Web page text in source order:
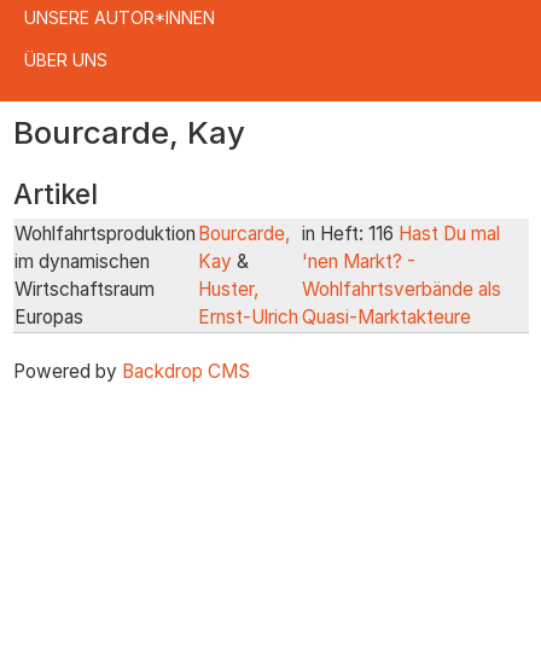
UNSERE AUTOR*INNEN
ÜBER UNS
zum
Bourcarde, Kay
Artikel
Wohlfahrtsproduktion
im dynamischen
Wirtschaftsraum
Europas
Bourcarde,
Kay &
Huster,
Ernst-Ulrich
in Heft: 116 Hast Du mal
'nen Markt? -
Wohlfahrtsverbände als
Quasi-Marktakteure
Powered by Backdrop CMS